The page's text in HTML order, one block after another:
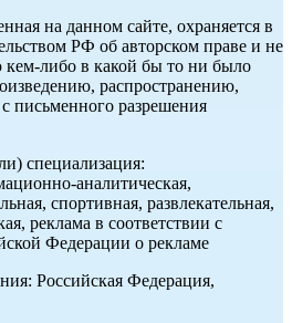
на данном сайте, охраняется в
РФ об авторском праве и не
либо в какой бы то ни было
распространению,
письменного разрешения
специализация:
аналитическая,
спортивная, развлекательная,
реклама в соответствии с
Федерации о рекламе
Российская Федерация,